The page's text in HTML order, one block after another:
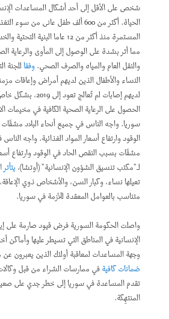
شخص على الأقل إلى أحد أشكال المساعدات
الحياة. أكثر من 600 ألف طفل عانى من
المستمرة منذ أكثر من 12 عاما
مما أثر بشدة على الوصول إلى المأوى والرعاية
والنقل العام والمياه والصرف الصحي.وفقاللجنة
النساء والأطفال الذين لديهم أمراض وإعاقات
لديهم إصابات لم
الحصول على الرعاية الصحية الكافية في
سوريا. واجه الناس في جميع أنحاء البلاد
الوقود وارتفاع أسعار المواد الغذائية. واجه
مشقّات بسبب النقص الحاد في الوقود وارتفاع
لـ"مكتب تنسيق الشؤون الإنسانية" (أوتشا)،يتأثر
تعيلها نساء، وكبار السن، والأشخاص ذوي
متناسب بالعوامل المعقدة للأزمة في سوريا.
واصلت الحكومة السورية فرض قيود صارمة على
الإنسانية في المناطق التي تسيطر عليها وأماكن
وجهة المساعدات لمعاقبة أولئك الذين يعبرون
ضمانات كافيةفي ممارسات الشراء من قبل
تقدم المساعدة في سوريا إلى خطر جدي على
المنتهِكة.